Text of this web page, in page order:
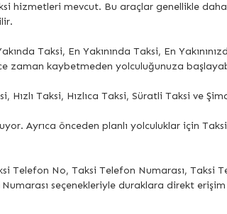
hizmetleri mevcut. Bu araçlar genellikle
Taksi, En Yakınında Taksi, En
zaman kaybetmeden yolculuğunuza
Hızlı Taksi, Hızlıca Taksi, Süratli Taksi ve
Ayrıca önceden planlı yolculuklar için
Telefon No, Taksi Telefon Numarası, Taksi
seçenekleriyle duraklara direkt erişim